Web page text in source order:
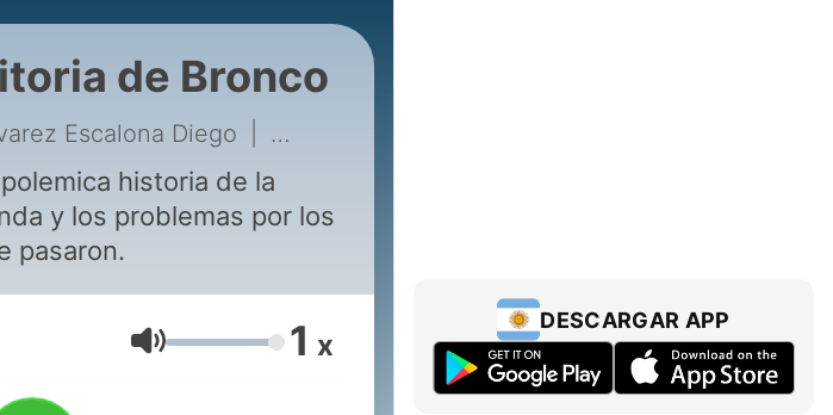
de Bronco
Escalona Diego 4 - Musica Ñorteña
historia de la
y los problemas por los
pasaron.
Volumen 1 x
DESCARGAR APP